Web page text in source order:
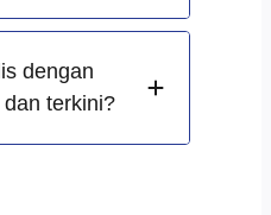
dengan
terkini?